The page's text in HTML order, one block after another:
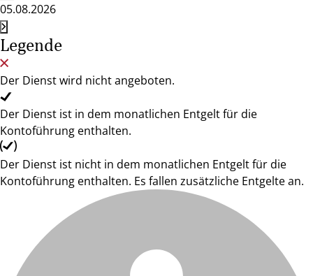
05.08.2026
Legende
Der Dienst wird nicht angeboten.
Der Dienst ist in dem monatlichen Entgelt für die
Kontoführung enthalten.
Der Dienst ist nicht in dem monatlichen Entgelt für die
Kontoführung enthalten. Es fallen zusätzliche Entgelte an.